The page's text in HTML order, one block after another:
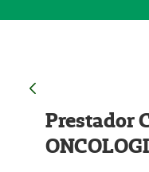
Prestador